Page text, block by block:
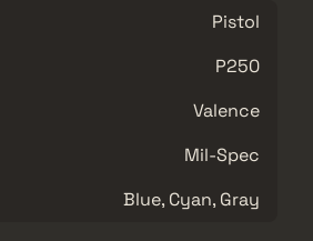
Pistol
P250
Valence
Mil-Spec
Blue, Cyan, Gray